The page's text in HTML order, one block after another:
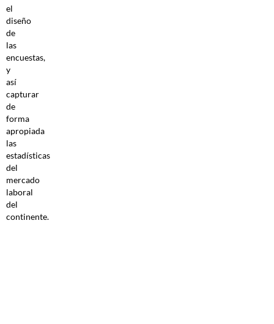
el
diseño
de
las
encuestas,
y
así
capturar
de
forma
apropiada
las
estadísticas
del
mercado
laboral
del
continente.